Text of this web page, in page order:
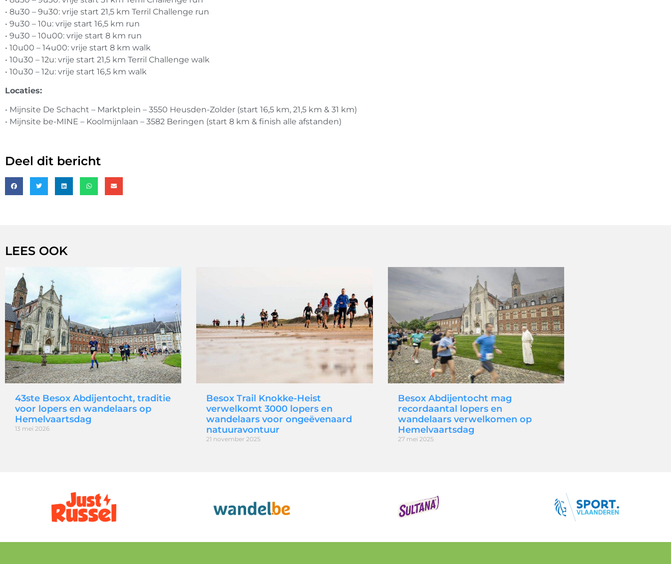
• 8u30 – 9u30: vrije start 21,5 km Terril Challenge run
• 9u30 – 10u: vrije start 16,5 km run
• 9u30 – 10u00: vrije start 8 km run
• 10u00 – 14u00: vrije start 8 km walk
• 10u30 – 12u: vrije start 21,5 km Terril Challenge walk
• 10u30 – 12u: vrije start 16,5 km walk
Locaties:
• Mijnsite De Schacht – Marktplein – 3550 Heusden-Zolder (start 16,5 km, 21,5 km & 31 km)
• Mijnsite be-MINE – Koolmijnlaan – 3582 Beringen (start 8 km & finish alle afstanden)
Deel dit bericht
LEES OOK
43ste Besox Abdijentocht, traditie
voor lopers en wandelaars op
Hemelvaartsdag
13 mei 2026
Besox Trail Knokke-Heist
verwelkomt 3000 lopers en
wandelaars voor ongeëvenaard
natuuravontuur
21 november 2025
Besox Abdijentocht mag
recordaantal lopers en
wandelaars verwelkomen op
Hemelvaartsdag
27 mei 2025